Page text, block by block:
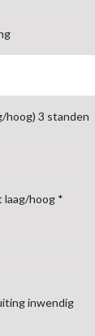
hoog) 3 standen
laag/hoog *
inwendig